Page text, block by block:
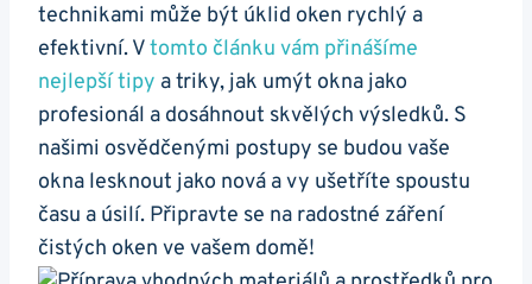
technikami může být úklid oken rychlý a
efektivní. Vtomto článku vám přinášíme
nejlepší tipy a triky, jak umýt okna jako
profesionál a dosáhnout skvělých výsledků. S
našimi osvědčenými postupy se budou vaše
okna lesknout jako nová a vy ušetříte spoustu
času a úsilí. Připravte se na radostné záření
čistých oken ve vašem domě!